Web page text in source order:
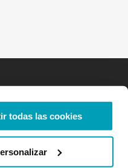
todas las cookies